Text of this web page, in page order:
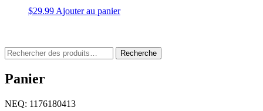
$29.99 Ajouter au panier
Rechercher
:
Recherche
Panier
NEQ: 1176180413